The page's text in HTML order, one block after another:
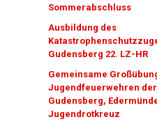
Sommerabschluss
Ausbildung des
Gudensberg 22. LZ-HR
Gemeinsame
Jugendfeuerwehren
Gudensberg,
Jugendrotkreuz